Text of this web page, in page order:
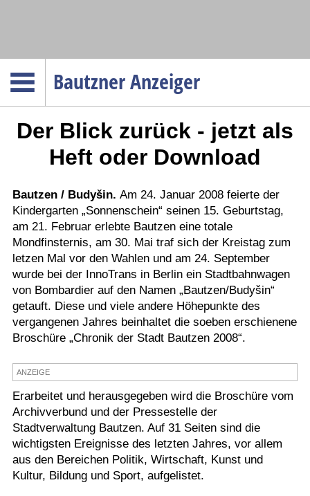
Bautzner Anzeiger
Menüpunkte
Politik
Gesellschaft
Wirtschaft
Service
Verkehr
Gesundheit
Kultur
Sport
Termine
Der Blick zurück - jetzt als
Heft oder Download
Bautzen / Budyšin. Am 24. Januar 2008 feierte der
Kindergarten „Sonnenschein“ seinen 15. Geburtstag,
am 21. Februar erlebte Bautzen eine totale
Mondfinsternis, am 30. Mai traf sich der Kreistag zum
letzen Mal vor den Wahlen und am 24. September
wurde bei der InnoTrans in Berlin ein Stadtbahnwagen
von Bombardier auf den Namen „Bautzen/Budyšin“
getauft. Diese und viele andere Höhepunkte des
vergangenen Jahres beinhaltet die soeben erschienene
Broschüre „Chronik der Stadt Bautzen 2008“.
ANZEIGE
Erarbeitet und herausgegeben wird die Broschüre vom
Archivverbund und der Pressestelle der
Stadtverwaltung Bautzen. Auf 31 Seiten sind die
wichtigsten Ereignisse des letzten Jahres, vor allem
aus den Bereichen Politik, Wirtschaft, Kunst und
Kultur, Bildung und Sport, aufgelistet.